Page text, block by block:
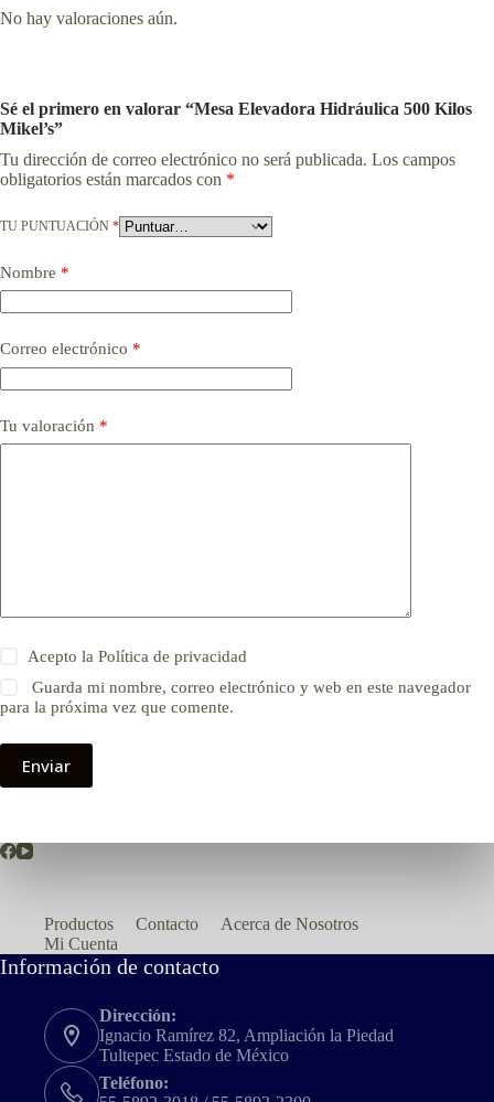
No hay valoraciones aún.
Sé el primero en valorar “Mesa Elevadora Hidráulica 500 Kilos
Mikel’s”
Tu dirección de correo electrónico no será publicada. Los campos
obligatorios están marcados con *
TU PUNTUACIÓN *
Nombre *
Correo electrónico *
Tu valoración *
Acepto laPolítica de privacidad
Guarda mi nombre, correo electrónico y web en este navegador
para la próxima vez que comente.
Enviar
Productos Contacto
Acerca de Nosotros
Mi Cuenta
Información de contacto
Dirección:
Ignacio Ramírez 82, Ampliación la Piedad
Tultepec Estado de México
Teléfono: